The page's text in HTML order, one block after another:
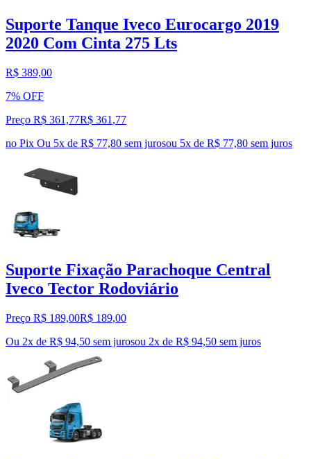
Suporte Tanque Iveco Eurocargo 2019
2020 Com Cinta 275 Lts
R$ 389,00
7% OFF
Preço R$ 361,77R$ 361 ,77
no Pix Ou 5x de R$ 77,80 sem jurosou 5x de R$ 77,80 sem juros
Suporte Fixação Parachoque Central
Iveco Tector Rodoviário
Preço R$ 189,00R$ 189,00
Ou 2x de R$ 94,50 sem jurosou 2x de R$ 94,50 sem juros